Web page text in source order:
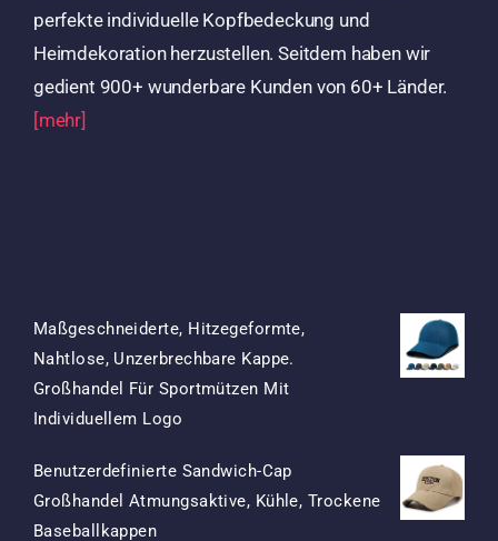
perfekte individuelle Kopfbedeckung und
Heimdekoration herzustellen. Seitdem haben wir
gedient 900+ wunderbare Kunden von 60+ Länder.
[mehr]
Maßgeschneiderte, Hitzegeformte,
Nahtlose, Unzerbrechbare Kappe.
Großhandel Für Sportmützen Mit
Individuellem Logo
War:
$15.50
Ist:
$7.50.
Benutzerdefinierte Sandwich-Cap
Großhandel Atmungsaktive, Kühle, Trockene
BaseballkappenUrsprünglicher
Aktueller